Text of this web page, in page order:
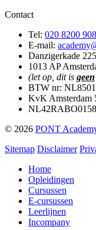
Contact
Tel: 020 8200 908
E-mail:
Danzigerkade
1013 AP
(let op, dit is geen
BTW nr:
KvK Amsterdam
© 2026 PONT
Sitemap Disclaimer
Home
Opleidingen
Cursussen
E-cursussen
Leerlijnen
Incompany